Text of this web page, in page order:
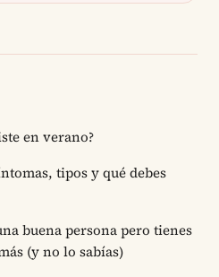
en verano?
tipos y qué debes
buena persona pero tienes
(y no lo sabías)